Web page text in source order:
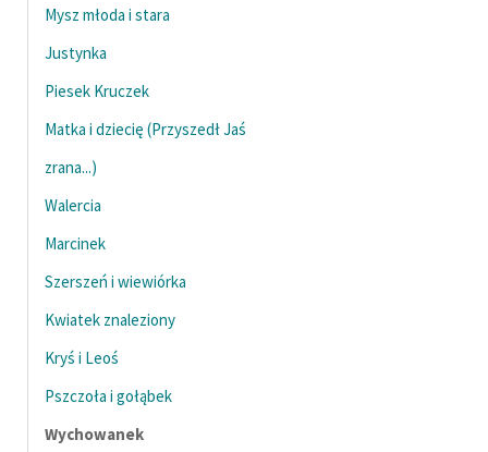
Popularyzacja
feministycznej
twórców przechodzących
do domeny publicznej,
lektur szkolnych oraz
Szkoła Poezji Wolnych
Lektur
Mysz młoda i stara
Justynka
Piesek Kruczek
Matka i dziecię (Przyszedł Jaś
zrana...)
Walercia
Marcinek
Szerszeń i wiewiórka
Kwiatek znaleziony
Kryś i Leoś
Pszczoła i gołąbek
Wychowanek